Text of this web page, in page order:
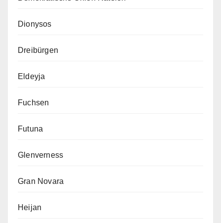
Dionysos
Dreibürgen
Eldeyja
Fuchsen
Futuna
Glenverness
Gran Novara
Heijan